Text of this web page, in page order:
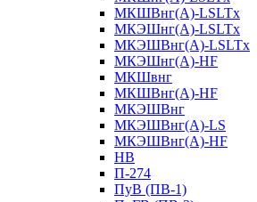
МКШВнг(A)-LSLTx
МКЭШнг(А)-LSLTx
МКЭШВнг(A)-LSLTx
МКЭШнг(А)-HF
МКШвнг
МКШВнг(А)-HF
МКЭШВнг
МКЭШВнг(А)-LS
МКЭШВнг(А)-HF
НВ
П-274
ПуВ (ПВ-1)